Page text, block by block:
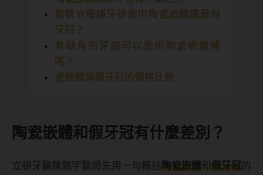
根管治療補牙該使用陶瓷嵌體還是假
牙冠？
有缺角的牙齒可以使用陶瓷嵌體補
嗎？
瓷嵌體與假牙冠的價格比較
陶瓷嵌體和假牙冠有什麼差別？
立頓牙醫陳鵬宇醫師先用一句概括陶瓷嵌體和假牙冠的